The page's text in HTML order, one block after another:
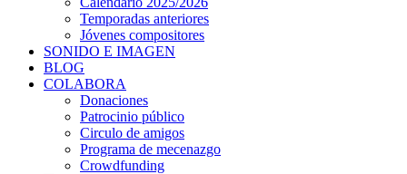
Temporadas anteriores
Jóvenes compositores
SONIDO E IMAGEN
BLOG
COLABORA
Donaciones
Patrocinio público
Circulo de amigos
Programa de mecenazgo
Crowdfunding